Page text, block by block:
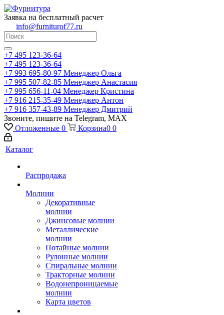
Заявка на бесплатный расчет
info@furniturof77.ru
+7 495 123-36-64
+7 495 123-36-64
+7 993 695-80-97 Менеджер Ольга
+7 995 507-82-85 Менеджер Анастасия
+7 995 656-11-04 Менеджер Кристина
+7 916 215-35-49 Менеджер Антон
+7 916 357-43-89 Менеджер Дмитрий
Звоните, пишите на Telegram, MAX
Отложенные 0 Корзина0 0
Каталог
Распродажа
Молнии
Декоративные
молнии
Джинсовые молнии
Металлические
молнии
Потайные молнии
Рулонные молнии
Спиральные молнии
Тракторные молнии
Водонепроницаемые
молнии
Карта цветов